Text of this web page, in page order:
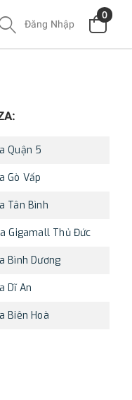
Đăng Nhập
0
Quận 5
Gò Vấp
Tân Bình
Gigamall Thủ Đức
Bình Dương
Dĩ An
Biên Hoà